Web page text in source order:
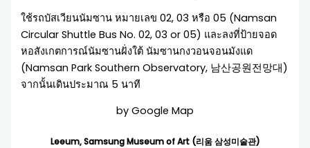
ใช้รถบัสเวียนนัมซาน หมายเลข 02, 03 หรือ 05 (Namsan
Circular Shuttle Bus No. 02, 03 or 05) และลงที่ป้ายจอด
หอสังเกตการณ์นัมซานฝั่งใต้ นัมซานกงวอนจอนมังแด
(Namsan Park Southern Observatory, 남산공원전망대)
จากนั้นเดินประมาณ 5 นาที
by Google Map
Leeum, Samsung Museum of Art (리움 삼성미술관)